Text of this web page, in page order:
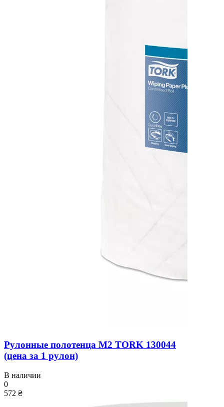
Рулонные полотенца M2 TORK 130044
(цена за 1 рулон)
В наличии
0
572 ₴